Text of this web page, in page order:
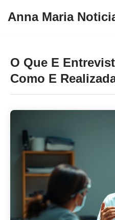
conteúdo
Anna Maria
O Que E
Como E